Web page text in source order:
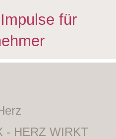
für
- HERZ WIRKT